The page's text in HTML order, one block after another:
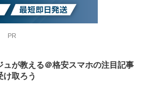
PR
が教える＠格安スマホの注目記事
け取ろう